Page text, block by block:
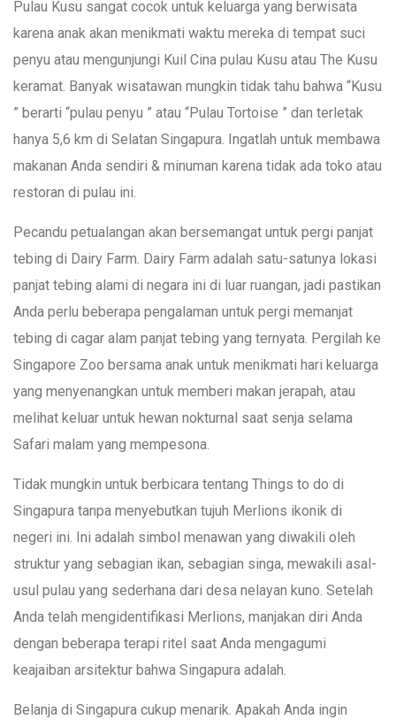
Pulau Kusu sangat cocok untuk keluarga yang berwisata
karena anak akan menikmati waktu mereka di tempat suci
penyu atau mengunjungi Kuil Cina pulau Kusu atau The Kusu
keramat. Banyak wisatawan mungkin tidak tahu bahwa “Kusu
” berarti “pulau penyu ” atau “Pulau Tortoise ” dan terletak
hanya 5,6 km di Selatan Singapura. Ingatlah untuk membawa
makanan Anda sendiri & minuman karena tidak ada toko atau
restoran di pulau ini.
Pecandu petualangan akan bersemangat untuk pergi panjat
tebing di Dairy Farm. Dairy Farm adalah satu-satunya lokasi
panjat tebing alami di negara ini di luar ruangan, jadi pastikan
Anda perlu beberapa pengalaman untuk pergi memanjat
tebing di cagar alam panjat tebing yang ternyata. Pergilah ke
Singapore Zoo bersama anak untuk menikmati hari keluarga
yang menyenangkan untuk memberi makan jerapah, atau
melihat keluar untuk hewan nokturnal saat senja selama
Safari malam yang mempesona.
Tidak mungkin untuk berbicara tentang Things to do di
Singapura tanpa menyebutkan tujuh Merlions ikonik di
negeri ini. Ini adalah simbol menawan yang diwakili oleh
struktur yang sebagian ikan, sebagian singa, mewakili asal-
usul pulau yang sederhana dari desa nelayan kuno. Setelah
Anda telah mengidentifikasi Merlions, manjakan diri Anda
dengan beberapa terapi ritel saat Anda mengagumi
keajaiban arsitektur bahwa Singapura adalah.
Belanja di Singapura cukup menarik. Apakah Anda ingin